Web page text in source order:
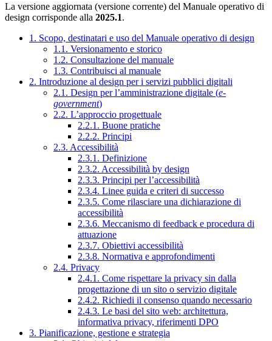
La versione aggiornata (versione corrente) del Manuale operativo di
design corrisponde alla 2025.1.
1. Scopo, destinatari e uso del Manuale operativo di design
1.1. Versionamento e storico
1.2. Consultazione del manuale
1.3. Contribuisci al manuale
2. Introduzione al design per i servizi pubblici digitali
2.1. Design per l’amministrazione digitale (e-
government)
2.2. L’approccio progettuale
2.2.1. Buone pratiche
2.2.2. Principi
2.3. Accessibilità
2.3.1. Definizione
2.3.2. Accessibilità by design
2.3.3. Principi per l’accessibilità
2.3.4. Linee guida e criteri di successo
2.3.5. Come rilasciare una dichiarazione di
accessibilità
2.3.6. Meccanismo di feedback e procedura di
attuazione
2.3.7. Obiettivi accessibilità
2.3.8. Normativa e approfondimenti
2.4. Privacy
2.4.1. Come rispettare la privacy sin dalla
progettazione di un sito o servizio digitale
2.4.2. Richiedi il consenso quando necessario
2.4.3. Le basi del sito web: architettura,
informativa privacy, riferimenti DPO
3. Pianificazione, gestione e strategia